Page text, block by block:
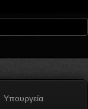
Υπουργεία